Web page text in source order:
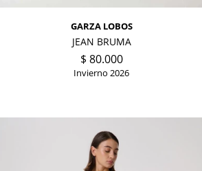
GARZA LOBOS
JEAN BRUMA
$ 80.000
Invierno 2026